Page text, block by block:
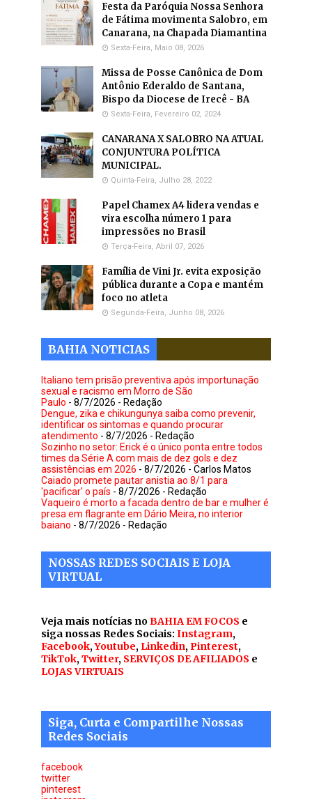
Festa da Paróquia Nossa Senhora
de Fátima movimenta Salobro, em
Canarana, na Chapada Diamantina
Sexta-Feira, Maio 08, 2026
Missa de Posse Canônica de Dom
Antônio Ederaldo de Santana,
Bispo da Diocese de Irecê - BA
Sexta-Feira, Fevereiro 02, 2024
CANARANA X SALOBRO NA ATUAL
CONJUNTURA POLÍTICA
MUNICIPAL.
Quinta-Feira, Julho 28, 2022
Papel Chamex A4 lidera vendas e
vira escolha número 1 para
impressões no Brasil
Terça-Feira, Abril 07, 2026
Família de Vini Jr. evita exposição
pública durante a Copa e mantém
foco no atleta
Segunda-Feira, Junho 08, 2026
BAHIA NOTICIAS
Italiano tem prisão preventiva após importunação
sexual e racismo em Morro de São
Paulo - 8/7/2026 - Redação
Dengue, zika e chikungunya saiba como prevenir,
identificar os sintomas e quando procurar
atendimento - 8/7/2026 - Redação
Sozinho no setor: Erick é o único ponta entre todos
times da Série A com mais de dez gols e dez
assistências em 2026 - 8/7/2026 - Carlos Matos
Caiado promete pautar anistia ao 8/1 para
'pacificar' o país - 8/7/2026 - Redação
Vaqueiro é morto a facada dentro de bar e mulher é
presa em flagrante em Dário Meira, no interior
baiano - 8/7/2026 - Redação
NOSSAS REDES SOCIAIS E LOJA
VIRTUAL
Veja mais notícias noBAHIA EM FOCOS e
siga nossas Redes Sociais: Instagram,
Facebook,Youtube, Linkedin,Pinterest,
TikTok,Twitter, SERVIÇOS DE AFILIADOS e
LOJAS VIRTUAIS
Siga, Curta e Compartilhe Nossas
Redes Sociais
facebook
twitter
pinterest